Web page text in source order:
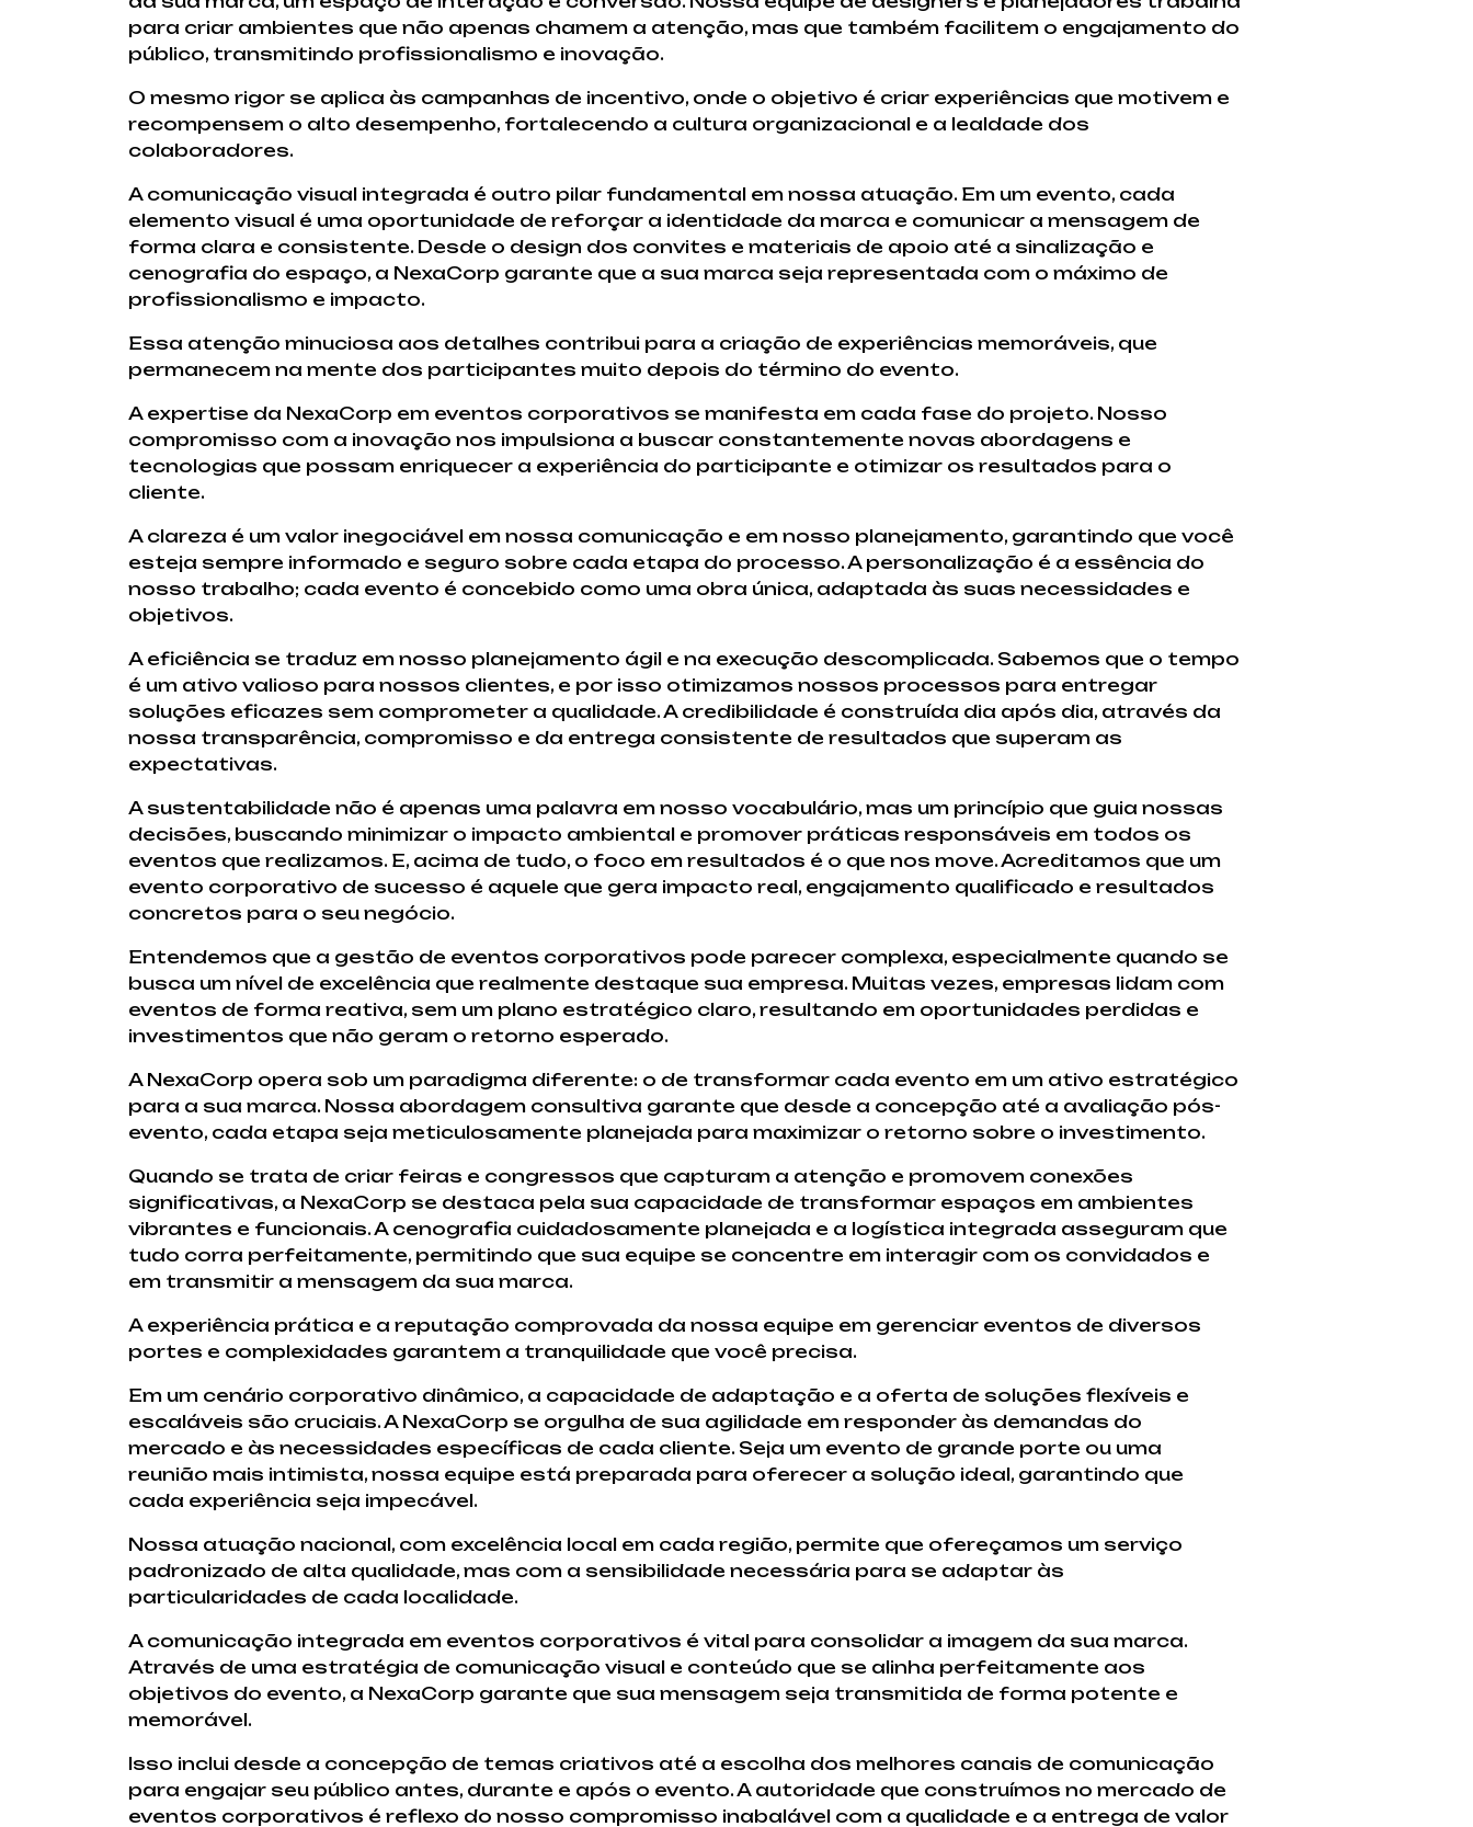
para criar ambientes que não apenas chamem a atenção, mas que também facilitem o engajamento do
público, transmitindo profissionalismo e inovação.
O mesmo rigor se aplica às campanhas de incentivo, onde o objetivo é criar experiências que motivem e
recompensem o alto desempenho, fortalecendo a cultura organizacional e a lealdade dos
colaboradores.
A comunicação visual integrada é outro pilar fundamental em nossa atuação. Em um evento, cada
elemento visual é uma oportunidade de reforçar a identidade da marca e comunicar a mensagem de
forma clara e consistente. Desde o design dos convites e materiais de apoio até a sinalização e
cenografia do espaço, a NexaCorp garante que a sua marca seja representada com o máximo de
profissionalismo e impacto.
Essa atenção minuciosa aos detalhes contribui para a criação de experiências memoráveis, que
permanecem na mente dos participantes muito depois do término do evento.
A expertise da NexaCorp em eventos corporativos se manifesta em cada fase do projeto. Nosso
compromisso com a inovação nos impulsiona a buscar constantemente novas abordagens e
tecnologias que possam enriquecer a experiência do participante e otimizar os resultados para o
cliente.
A clareza é um valor inegociável em nossa comunicação e em nosso planejamento, garantindo que você
esteja sempre informado e seguro sobre cada etapa do processo. A personalização é a essência do
nosso trabalho; cada evento é concebido como uma obra única, adaptada às suas necessidades e
objetivos.
A eficiência se traduz em nosso planejamento ágil e na execução descomplicada. Sabemos que o tempo
é um ativo valioso para nossos clientes, e por isso otimizamos nossos processos para entregar
soluções eficazes sem comprometer a qualidade. A credibilidade é construída dia após dia, através da
nossa transparência, compromisso e da entrega consistente de resultados que superam as
expectativas.
A sustentabilidade não é apenas uma palavra em nosso vocabulário, mas um princípio que guia nossas
decisões, buscando minimizar o impacto ambiental e promover práticas responsáveis em todos os
eventos que realizamos. E, acima de tudo, o foco em resultados é o que nos move. Acreditamos que um
evento corporativo de sucesso é aquele que gera impacto real, engajamento qualificado e resultados
concretos para o seu negócio.
Entendemos que a gestão de eventos corporativos pode parecer complexa, especialmente quando se
busca um nível de excelência que realmente destaque sua empresa. Muitas vezes, empresas lidam com
eventos de forma reativa, sem um plano estratégico claro, resultando em oportunidades perdidas e
investimentos que não geram o retorno esperado.
A NexaCorp opera sob um paradigma diferente: o de transformar cada evento em um ativo estratégico
para a sua marca. Nossa abordagem consultiva garante que desde a concepção até a avaliação pós-
evento, cada etapa seja meticulosamente planejada para maximizar o retorno sobre o investimento.
Quando se trata de criar feiras e congressos que capturam a atenção e promovem conexões
significativas, a NexaCorp se destaca pela sua capacidade de transformar espaços em ambientes
vibrantes e funcionais. A cenografia cuidadosamente planejada e a logística integrada asseguram que
tudo corra perfeitamente, permitindo que sua equipe se concentre em interagir com os convidados e
em transmitir a mensagem da sua marca.
A experiência prática e a reputação comprovada da nossa equipe em gerenciar eventos de diversos
portes e complexidades garantem a tranquilidade que você precisa.
Em um cenário corporativo dinâmico, a capacidade de adaptação e a oferta de soluções flexíveis e
escaláveis são cruciais. A NexaCorp se orgulha de sua agilidade em responder às demandas do
mercado e às necessidades específicas de cada cliente. Seja um evento de grande porte ou uma
reunião mais intimista, nossa equipe está preparada para oferecer a solução ideal, garantindo que
cada experiência seja impecável.
Nossa atuação nacional, com excelência local em cada região, permite que ofereçamos um serviço
padronizado de alta qualidade, mas com a sensibilidade necessária para se adaptar às
particularidades de cada localidade.
A comunicação integrada em eventos corporativos é vital para consolidar a imagem da sua marca.
Através de uma estratégia de comunicação visual e conteúdo que se alinha perfeitamente aos
objetivos do evento, a NexaCorp garante que sua mensagem seja transmitida de forma potente e
memorável.
Isso inclui desde a concepção de temas criativos até a escolha dos melhores canais de comunicação
para engajar seu público antes, durante e após o evento. A autoridade que construímos no mercado de
eventos corporativos é reflexo do nosso compromisso inabalável com a qualidade e a entrega de valor